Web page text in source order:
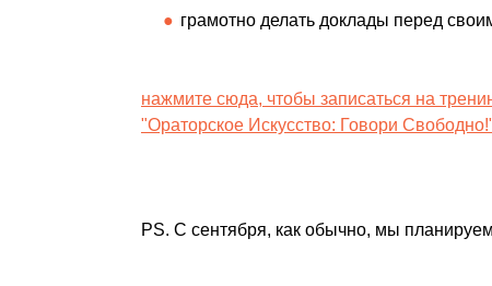
грамотно делать доклады перед
нажмите сюда, чтобы записаться на
"Ораторское Искусство: Говори
PS. С сентября, как обычно, мы